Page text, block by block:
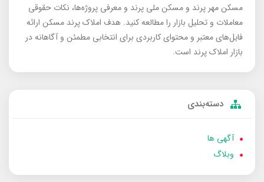
مسکن مهر پرند و مسکن ملی پرند و معرفی پروژه‌ها، نکات حقوقی
معاملات و تحلیل بازار را مطالعه کنید. هدف املاک پرند مسکن ارائه
فایل‌های معتبر و محتوای کاربردی برای انتخابی مطمئن و آگاهانه در
بازار املاک پرند است.
دسته‌بندی
آگهی ها
وبلاگ